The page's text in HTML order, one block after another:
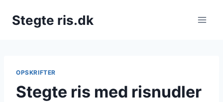
Stegte ris.dk
OPSKRIFTER
Stegte ris med risnudler